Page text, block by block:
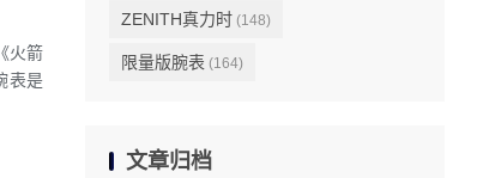
火箭
表是
ZENITH真力时 (148)
限量版腕表 (164)
文章归档